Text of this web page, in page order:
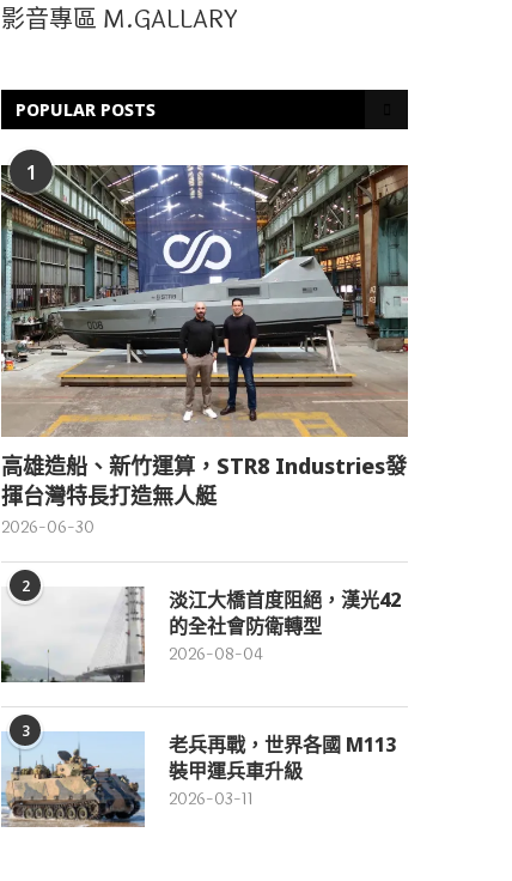
影音專區 M.GALLARY
POPULAR POSTS
1
高雄造船、新竹運算，STR8 Industries發
揮台灣特長打造無人艇
2026-06-30
2
淡江大橋首度阻絕，漢光42
的全社會防衛轉型
2026-08-04
3
老兵再戰，世界各國 M113
裝甲運兵車升級
2026-03-11